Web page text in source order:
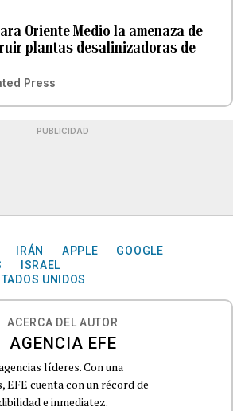
Oriente Medio la amenaza de
plantas desalinizadoras de
Press
PUBLICIDAD
IRÁN APPLE
GOOGLE
ISRAEL
UNIDOS
ACERCA DEL AUTOR
AGENCIA EFE
líderes. Con una
EFE cuenta con un récord de
e inmediatez.